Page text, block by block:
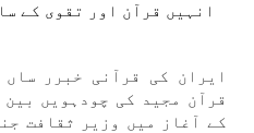
انہیں قرآن اور تقوی كے
ايران كی قرآنی خبرر
قرآن مجيد كی چودہویں بين
كے آغاز میں وزير ثقافت